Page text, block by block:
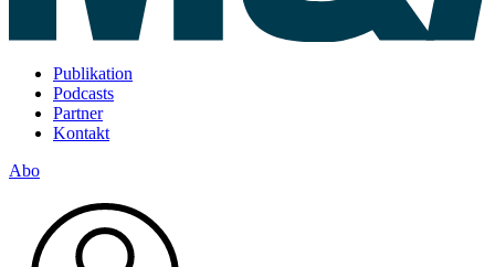
Publikation
Podcasts
Partner
Kontakt
Abo